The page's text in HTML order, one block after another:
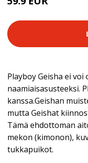
Playboy Geisha ei
naamiaisasusteeksi.
kanssa.Geishan
mutta Geishat
Tämä ehdottoman
mekon (kimonon),
tukkapuikot.